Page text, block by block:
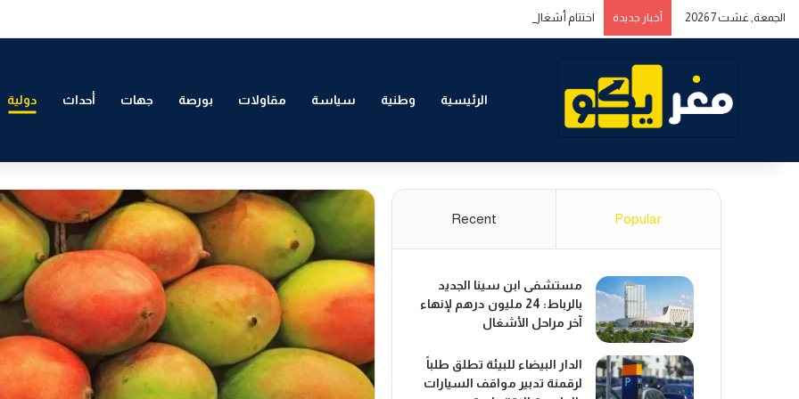
الجمعة, غشت 7 2026 أخبار جديدة اختتام أشغال المنتدى المغربي الخليجي حول التمكين الاقتصادي والاجتماعي للشباب بالدار البيضاء
الرئيسية وطنية سياسة مقاولات بورصة جهات أحداث دولية
Popular
Recent
مستشفى ابن سينا الجديد
بالرباط: 24 مليون درهم لإنهاء
آخر مراحل الأشغال
الدار البيضاء للبيئة تطلق طلباً
لرقمنة تدبير مواقف السيارات